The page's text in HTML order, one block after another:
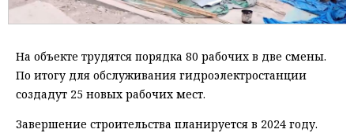
На объекте трудятся порядка 80 рабочих в две смены.
По итогу для обслуживания гидроэлектростанции
создадут 25 новых рабочих мест.
Завершение строительства планируется в 2024 году.